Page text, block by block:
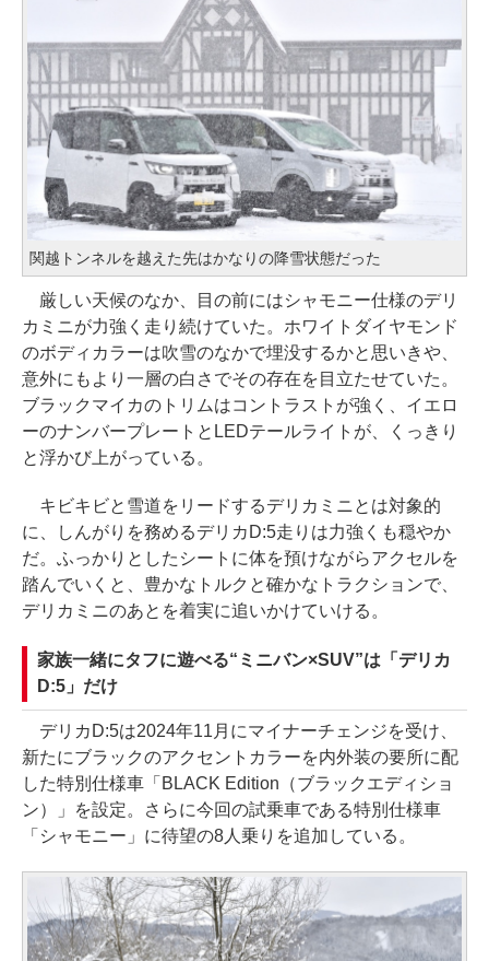
関越トンネルを越えた先はかなりの降雪状態だった
厳しい天候のなか、目の前にはシャモニー仕様のデリ
カミニが力強く走り続けていた。ホワイトダイヤモンド
のボディカラーは吹雪のなかで埋没するかと思いきや、
意外にもより一層の白さでその存在を目立たせていた。
ブラックマイカのトリムはコントラストが強く、イエロ
ーのナンバープレートとLEDテールライトが、くっきり
と浮かび上がっている。
キビキビと雪道をリードするデリカミニとは対象的
に、しんがりを務めるデリカD:5走りは力強くも穏やか
だ。ふっかりとしたシートに体を預けながらアクセルを
踏んでいくと、豊かなトルクと確かなトラクションで、
デリカミニのあとを着実に追いかけていける。
家族一緒にタフに遊べる“ミニバン×SUV”は「デリカ
D:5」だけ
デリカD:5は2024年11月にマイナーチェンジを受け、
新たにブラックのアクセントカラーを内外装の要所に配
した特別仕様車「BLACK Edition（ブラックエディショ
ン）」を設定。さらに今回の試乗車である特別仕様車
「シャモニー」に待望の8人乗りを追加している。